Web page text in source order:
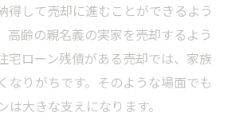
得して売却に進むことができるよう
高齢の親名義の実家を売却するよう
宅ローン残債がある売却では、家族
なりがちです。そのような場面でも
は大きな支えになります。